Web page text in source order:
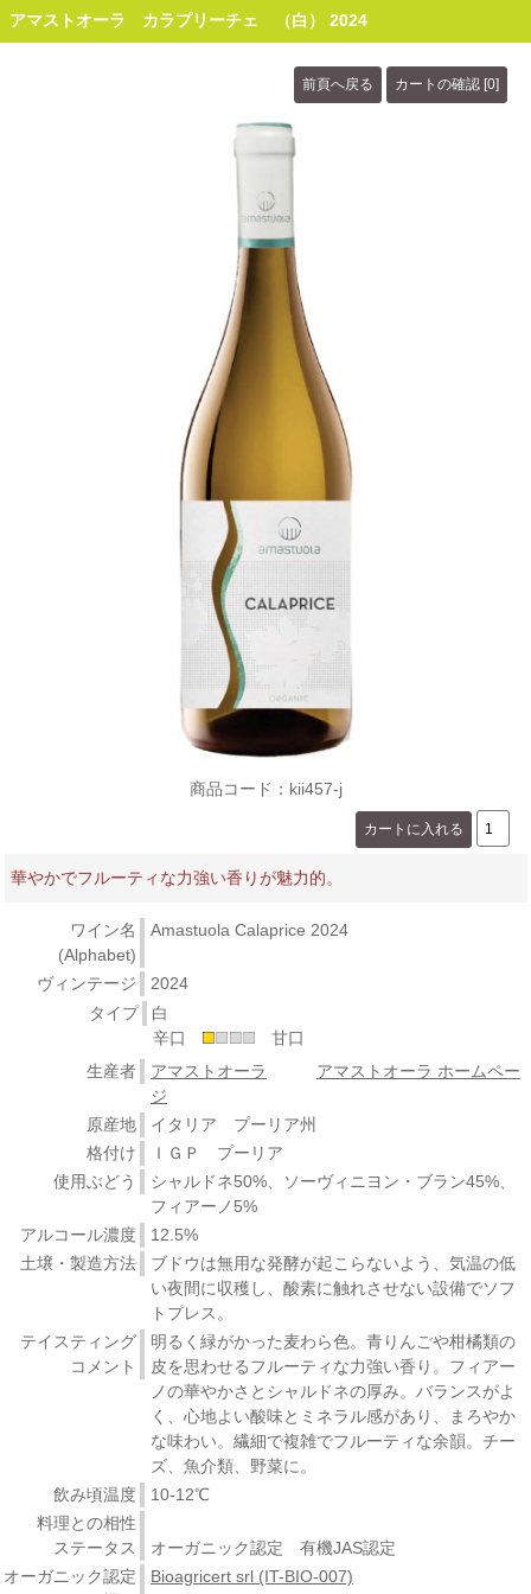
アマストオーラ カラプリーチェ （白） 2024
商品コード：kii457-j
華やかでフルーティな力強い香りが魅力的。
ワイン名
(Alphabet)
Amastuola Calaprice 2024
ヴィンテージ
2024
タイプ
白
辛口
甘口
生産者
アマストオーラ
アマストオーラ ホームペー
ジ
原産地
イタリア プーリア州
格付け
ＩＧＰ プーリア
使用ぶどう
シャルドネ50%、ソーヴィニヨン・ブラン45%、
フィアーノ5%
アルコール濃度
12.5%
土壌・製造方法
ブドウは無用な発酵が起こらないよう、気温の低
い夜間に収穫し、酸素に触れさせない設備でソフ
トプレス。
テイスティング
コメント
明るく緑がかった麦わら色。青りんごや柑橘類の
皮を思わせるフルーティな力強い香り。フィアー
ノの華やかさとシャルドネの厚み。バランスがよ
く、心地よい酸味とミネラル感があり、まろやか
な味わい。繊細で複雑でフルーティな余韻。チー
ズ、魚介類、野菜に。
飲み頃温度
10-12℃
料理との相性
ステータス
オーガニック認定 有機JAS認定
オーガニック認定
Bioagricert srl (IT-BIO-007)